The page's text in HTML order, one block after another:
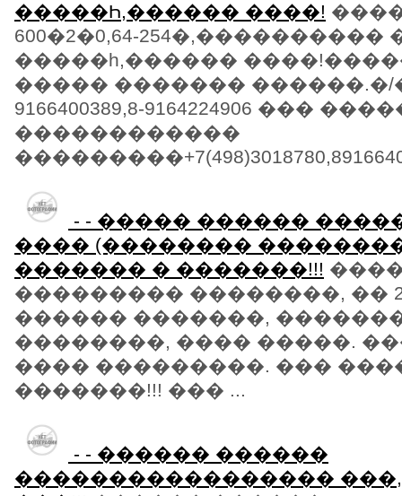
�����Һ,������ ����!
600�2�0,64-
�����һ,������
����� ������� ������.�/
9166400389,8-9164224906 ���
������������
- - ����� ������
���� (��������
������� � �������!!!
��������� ��������, ��
������ �������,
��������, ���� �����.
���� ���������. ���
�������!!! ��� ...
- - ������ ������
����������������� ���,